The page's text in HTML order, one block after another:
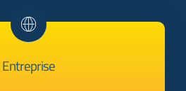
Entreprise